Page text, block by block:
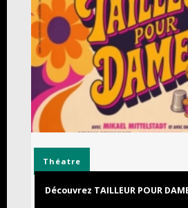
Théatre
Découvrez TAILLEUR POUR